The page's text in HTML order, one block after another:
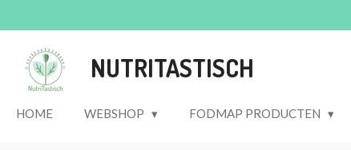
direct
naar
hoofdinhoud
NUTRITASTISCH
HOME WEBSHOP FODMAP PRODUCTEN